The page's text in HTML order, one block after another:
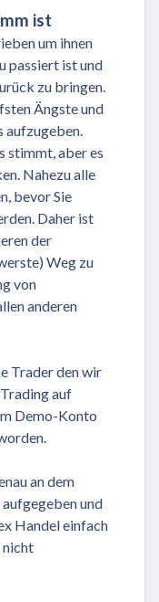
ist
um ihnen
passiert ist und
zu bringen.
Ängste und
aufzugeben.
stimmt, aber es
Nahezu alle
bevor Sie
Daher ist
der
Weg zu
von
anderen
Trader den wir
auf
Demo-Konto
an dem
und
Handel einfach
nicht